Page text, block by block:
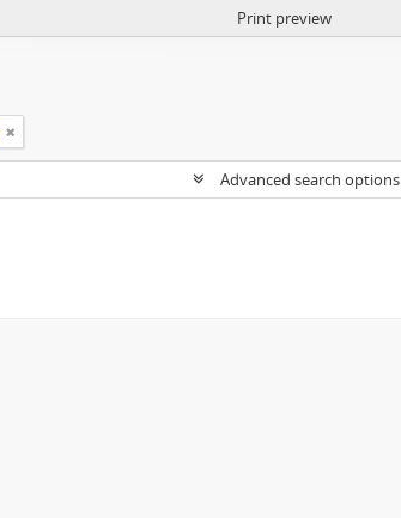
Print preview
Advanced search options